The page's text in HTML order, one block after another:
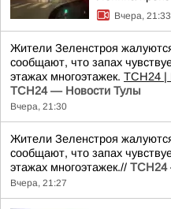
Вчера, 21:33
Жители Зеленстроя
сообщают, что запах
этажах многоэтажек. ТСН24 |
ТСН24 — Новости Тулы
Вчера, 21:30
Жители Зеленстроя
сообщают, что запах
этажах многоэтажек.// ТСН24
Вчера, 21:27